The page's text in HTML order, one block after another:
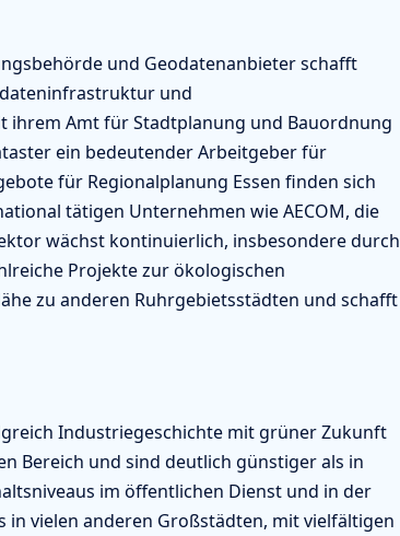
und Geodatenanbieter schafft
und
ihrem Amt für Stadtplanung und Bauordnung
ein bedeutender Arbeitgeber für
für Regionalplanung Essen finden sich
tätigen Unternehmen wie AECOM, die
wächst kontinuierlich, insbesondere durch
Projekte zur ökologischen
zu anderen Ruhrgebietsstädten und schafft
Industriegeschichte mit grüner Zukunft
Bereich und sind deutlich günstiger als in
im öffentlichen Dienst und in der
vielen anderen Großstädten, mit vielfältigen